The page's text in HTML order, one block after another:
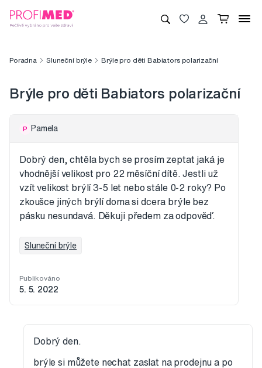
Poradna Sluneční brýle Brýle pro děti Babiators polarizační
Brýle pro děti Babiators polarizační
P Pamela
Dobrý den, chtěla bych se prosím zeptat jaká je
vhodnější velikost pro 22 měsíční dítě. Jestli už
vzít velikost brýlí 3-5 let nebo stále 0-2 roky? Po
zkoušce jiných brýlí doma si dcera brýle bez
pásku nesundavá. Děkuji předem za odpověď.
Sluneční brýle
Publikováno
5. 5. 2022
Dobrý den.
brýle si můžete nechat zaslat na prodejnu a po